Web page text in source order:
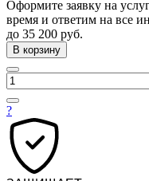
Оформите заявку на
время и ответим на все
до 35 200 руб.
В корзину
?